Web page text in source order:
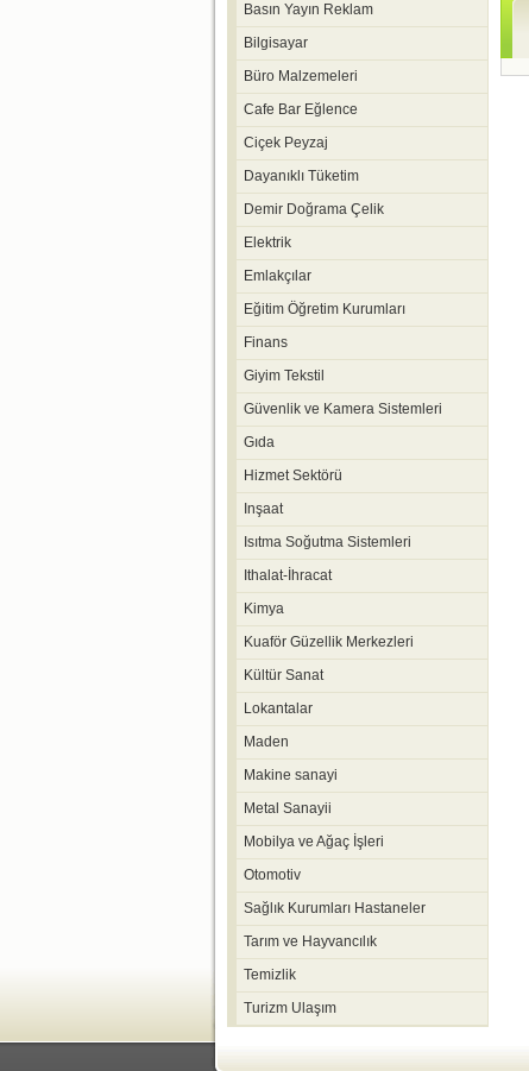
Basın Yayın Reklam
Bilgisayar
Büro Malzemeleri
Cafe Bar Eğlence
Ciçek Peyzaj
Dayanıklı Tüketim
Demir Doğrama Çelik
Elektrik
Emlakçılar
Eğitim Öğretim Kurumları
Finans
Giyim Tekstil
Güvenlik ve Kamera Sistemleri
Gıda
Hizmet Sektörü
Inşaat
Isıtma Soğutma Sistemleri
Ithalat-İhracat
Kimya
Kuaför Güzellik Merkezleri
Kültür Sanat
Lokantalar
Maden
Makine sanayi
Metal Sanayii
Mobilya ve Ağaç İşleri
Otomotiv
Sağlık Kurumları Hastaneler
Tarım ve Hayvancılık
Temizlik
Turizm Ulaşım